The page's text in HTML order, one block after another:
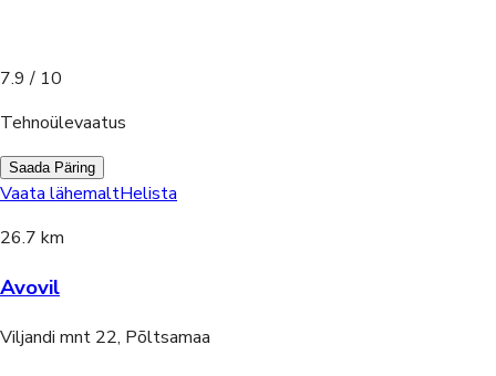
7.9 / 10
Tehnoülevaatus
Saada Päring
Vaata lähemaltHelista
26.7 km
Avovil
Viljandi mnt 22, Põltsamaa